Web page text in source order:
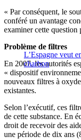
« Par conséquent, le
conféré un avantage
examiner cette question
L’Espagne veut
charbon
Problème de filtres
En 2007, les autorités
« dispositif
nouveaux filtres à
existantes.
Selon l’exécutif, ces
de cette substance. En
droit de recevoir des
une période de dix ans